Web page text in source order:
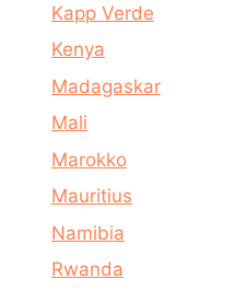
Kapp Verde
Kenya
Madagaskar
Mali
Marokko
Mauritius
Namibia
Rwanda